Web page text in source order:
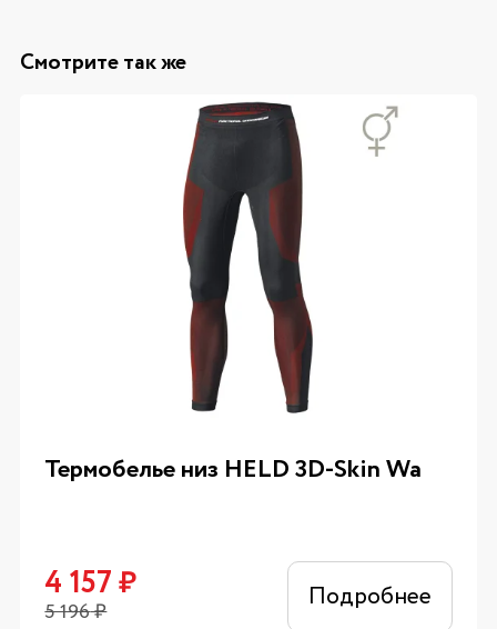
Смотрите так же
Термобелье низ HELD 3D-Skin Wa
4 157₽
5 196₽ Подробнее